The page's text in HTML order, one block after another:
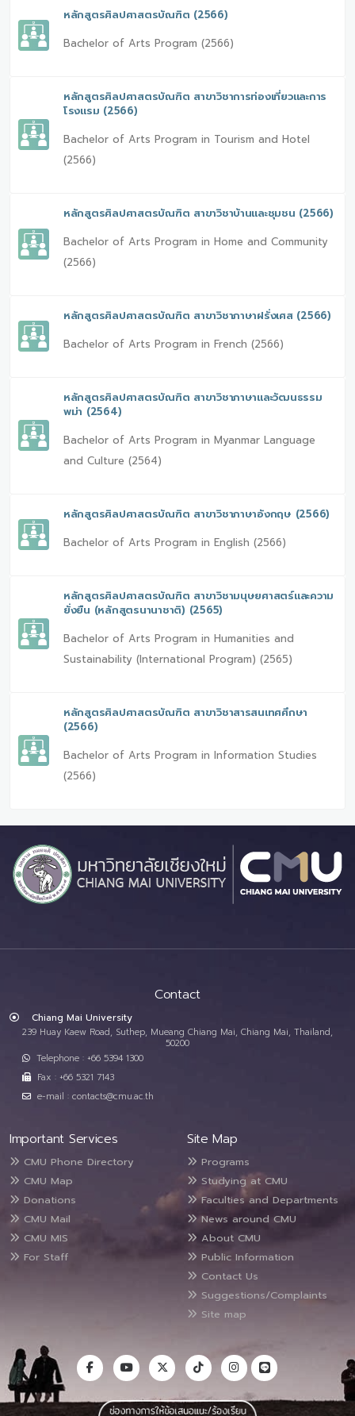
หลักสูตรศิลปศาสตรบัณฑิต (2566)
Bachelor of Arts Program (2566)
หลักสูตรศิลปศาสตรบัณฑิต สาขาวิชาการท่องเที่ยวและการ
โรงแรม (2566)
Bachelor of Arts Program in Tourism and Hotel
(2566)
หลักสูตรศิลปศาสตรบัณฑิต สาขาวิชาบ้านและชุมชน (2566)
Bachelor of Arts Program in Home and Community
(2566)
หลักสูตรศิลปศาสตรบัณฑิต สาขาวิชาภาษาฝรั่งเศส (2566)
Bachelor of Arts Program in French (2566)
หลักสูตรศิลปศาสตรบัณฑิต สาขาวิชาภาษาและวัฒนธรรม
พม่า (2564)
Bachelor of Arts Program in Myanmar Language
and Culture (2564)
หลักสูตรศิลปศาสตรบัณฑิต สาขาวิชาภาษาอังกฤษ (2566)
Bachelor of Arts Program in English (2566)
หลักสูตรศิลปศาสตรบัณฑิต สาขาวิชามนุษยศาสตร์และความ
ยั่งยืน (หลักสูตรนานาชาติ) (2565)
Bachelor of Arts Program in Humanities and
Sustainability (International Program) (2565)
หลักสูตรศิลปศาสตรบัณฑิต สาขาวิชาสารสนเทศศึกษา
(2566)
Bachelor of Arts Program in Information Studies
(2566)
Contact
Chiang Mai University
239 Huay Kaew Road, Suthep, Mueang Chiang Mai, Chiang Mai, Thailand,
50200
Telephone : +66 5394 1300
Fax : +66 5321 7143
e-mail : contacts@cmu.ac.th
Important Services
CMU Phone Directory
CMU Map
Donations
CMU Mail
CMU MIS
For Staff
Site Map
Programs
Studying at CMU
Faculties and Departments
News around CMU
About CMU
Public Information
Contact Us
Suggestions/Complaints
Site map